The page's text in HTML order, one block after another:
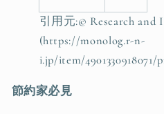
引用元:© Research and
(https://monolog.r-n-
i.jp/item/4901330918071/
節約家必見